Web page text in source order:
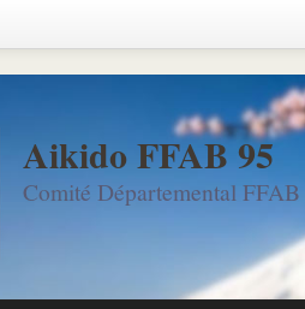
Aikido FFAB 95
Comité Départemental